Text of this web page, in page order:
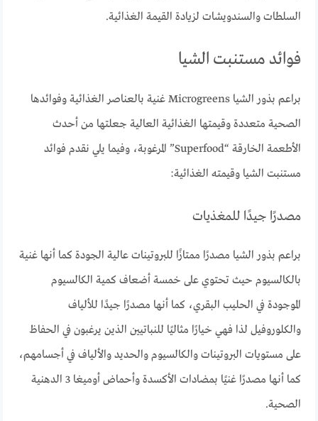
السلطات والسندويشات لزيادة القيمة الغذائية.
فوائد مستنبت الشيا
براعم بذور الشيا Microgreens غنية بالعناصر الغذائية وفوائدها
الصحية متعددة وقيمتها الغذائية العالية جعلتها من أحدث
الأطعمة الخارقة “Superfood” المرغوبة، وفيما يلي نقدم فوائد
مستنبت الشيا وقيمته الغذائية:
مصدرًا جيدًا للمغذيات
براعم بذور الشيا مصدرًا ممتازًا للبروتينات عالية الجودة كما أنها غنية
بالكالسيوم حيث تحتوي على خمسة أضعاف كمية الكالسيوم
الموجودة في الحليب البقري، كما أنها مصدرًا جيدًا للألياف
والكلوروفيل لذا فهي خيارًا مثاليًا للنباتيين الذين يرغبون في الحفاظ
على مستويات البروتينات والكالسيوم والحديد والألياف في أجسامهم،
كما أنها مصدرًا غنيًا بمضادات الأكسدة وأحماض أوميغا 3 الدهنية
الصحية.